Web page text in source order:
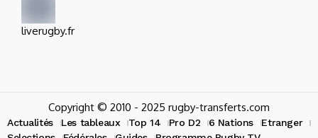
liverugby.fr
Copyright © 2010 - 2025 rugby-transferts.com
Actualités Les tableaux Top 14 Pro D2 6 Nations
Etranger